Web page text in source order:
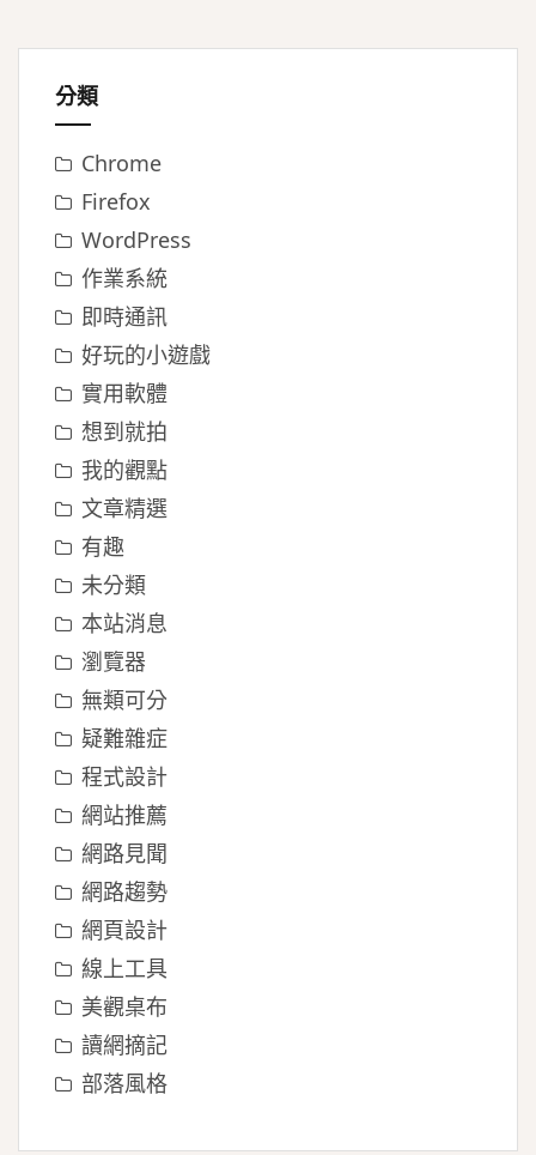
分類
Chrome
Firefox
WordPress
作業系統
即時通訊
好玩的小遊戲
實用軟體
想到就拍
我的觀點
文章精選
有趣
未分類
本站消息
瀏覽器
無類可分
疑難雜症
程式設計
網站推薦
網路見聞
網路趨勢
網頁設計
線上工具
美觀桌布
讀網摘記
部落風格